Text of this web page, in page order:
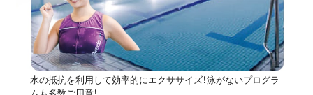
水の抵抗を利用して効率的にエクササイズ！泳がないプログラ